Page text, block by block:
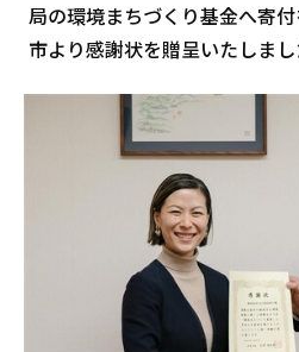
局の環境まちづくり基金へ寄
市より感謝状を贈呈いたしまし